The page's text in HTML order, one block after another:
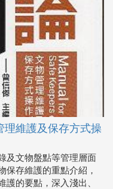
理維護及保存方式操
及文物盤點等管理層面
保存維護的重點介紹，
護的要點，深入淺出、